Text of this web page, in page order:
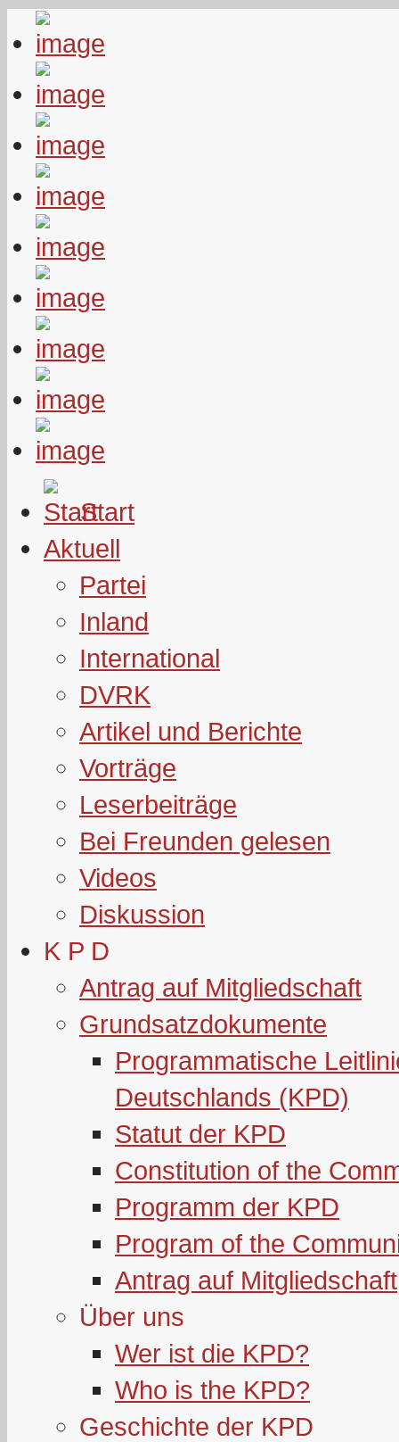
Start
Aktuell
Partei
Inland
International
DVRK
Artikel und Berichte
Vorträge
Leserbeiträge
Bei Freunden gelesen
Videos
Diskussion
K P D
Antrag auf Mitgliedschaft
Grundsatzdokumente
Programmatische
Deutschlands (KPD)
Statut der KPD
Constitution of the
Programm der KPD
Program of the
Antrag auf Mitgliedschaft
Über uns
Wer ist die KPD?
Who is the KPD?
Geschichte der KPD